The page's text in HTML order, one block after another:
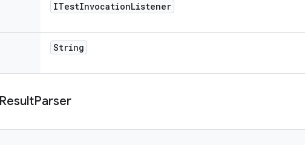
ITestInvocationListener
String
ResultParser